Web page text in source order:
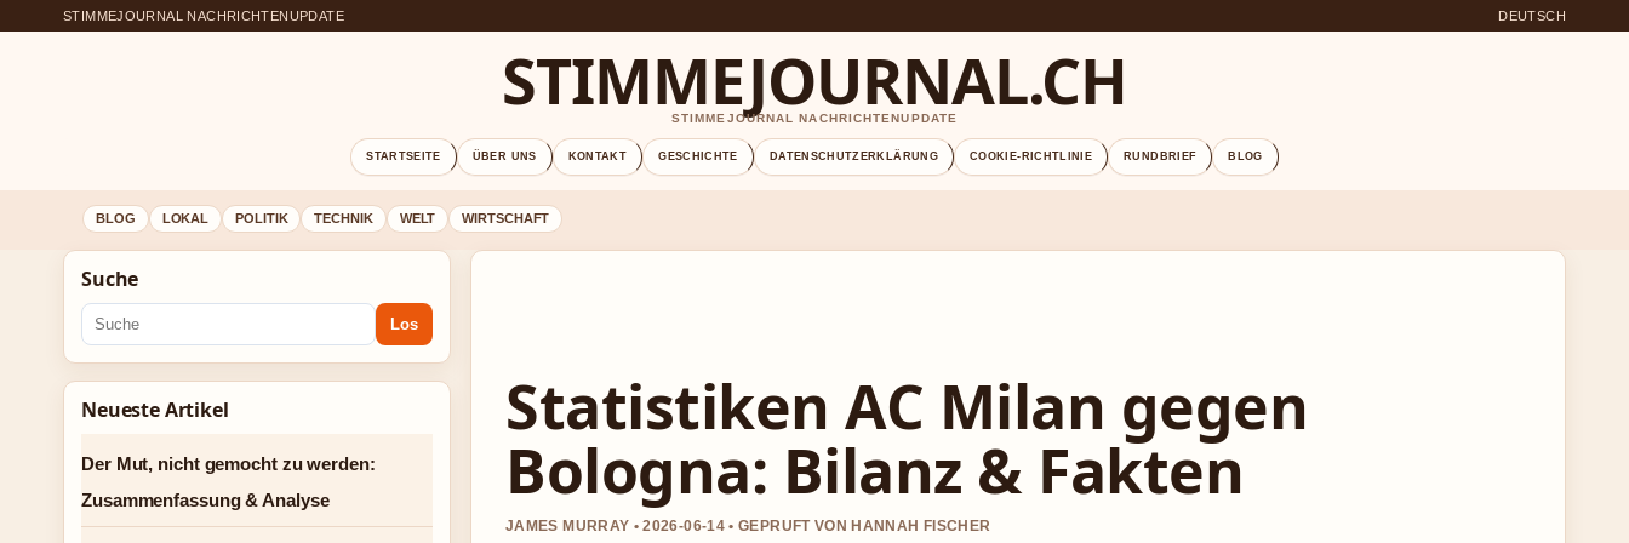
STIMMEJOURNAL NACHRICHTENUPDATE DEUTSCH
STIMMEJOURNAL.CH
STIMMEJOURNAL NACHRICHTENUPDATE
STARTSEITE ÜBER UNS KONTAKT GESCHICHTE DATENSCHUTZERKLÄRUNG COOKIE-RICHTLINIE RUNDBRIEF BLOG
BLOG LOKAL POLITIK TECHNIK WELT WIRTSCHAFT
Statistiken AC Milan gegen
Bologna: Bilanz & Fakten
JAMES MURRAY • 2026-06-14 • GEPRUFT VON HANNAH FISCHER
Suche
Los
Neueste Artikel
Der Mut, nicht gemocht zu werden:
Zusammenfassung & Analyse